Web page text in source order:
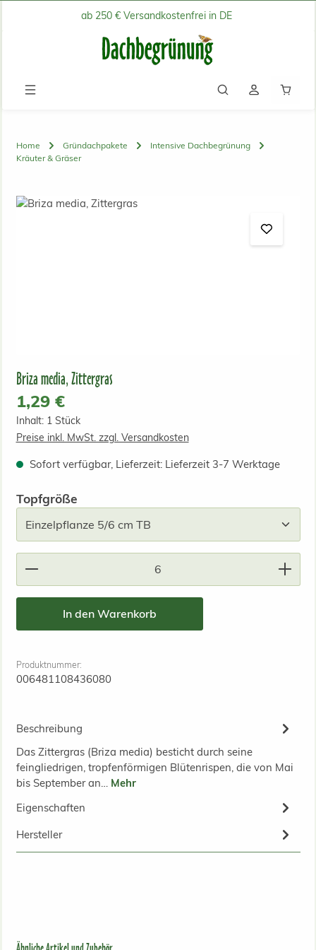
Zum Hauptinhalt springenab 250 € Versandkostenfrei in DE
Home Gründachpakete
Intensive Dachbegrünung
Kräuter & Gräser
Bildergalerie überspringen
Briza media, Zittergras
Regulärer Preis:
1,29 €
Inhalt: 1 Stück
Preise inkl. MwSt. zzgl. Versandkosten
Sofort verfügbar, Lieferzeit: Lieferzeit 3-7 Werktage
Topfgrößeauswählen
Produkt Anzahl: Gib den gewünschten Wert ein
In den Warenkorb
Produktnummer:
006481108436080
Beschreibung
Das Zittergras (Briza media) besticht durch seine
feingliedrigen, tropfenförmigen Blütenrispen, die von Mai
bis September an… Mehr
Eigenschaften
Hersteller
Produktgalerie überspringen